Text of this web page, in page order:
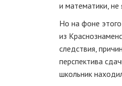
и математики, не
Но на фоне
из
следствия,
перспектива
школьник